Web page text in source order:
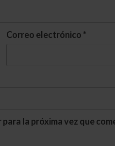
Correo electrónico *
la próxima vez que